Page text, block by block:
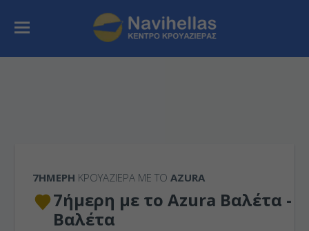
7ΉΜΕΡΗ ΚΡΟΥΑΖΙΕΡΑ ΜΕ ΤΟAZURA
7ήμερη με το Azura Βαλέτα -
Βαλέτα